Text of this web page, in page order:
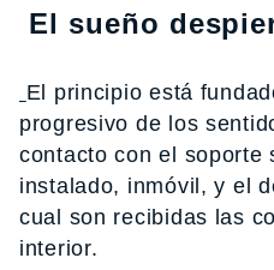
El sueño
El principio está
progresivo de los
contacto con el soporte
instalado, inmóvil, y el
cual son recibidas las
interior.